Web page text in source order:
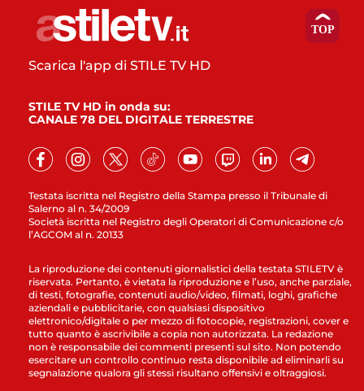
Testata iscritta nel Registro della Stampa presso il Tribunale di
Salerno al n. 34/2009
Società iscritta nel Registro degli Operatori di Comunicazione c/o
l’AGCOM al n. 20133
Scarica l'app di STILE TV HD
STILE TV HD in onda su:
CANALE 78 DEL DIGITALE TERRESTRE
La riproduzione dei contenuti giornalistici della testata STILETV è
riservata. Pertanto, è vietata la riproduzione e l’uso, anche parziale,
di testi, fotografie, contenuti audio/video, filmati, loghi, grafiche
aziendali e pubblicitarie, con qualsiasi dispositivo
elettronico/digitale o per mezzo di fotocopie, registrazioni, cover e
tutto quanto è ascrivibile a copia non autorizzata. La redazione
non è responsabile dei commenti presenti sul sito. Non potendo
esercitare un controllo continuo resta disponibile ad eliminarli su
segnalazione qualora gli stessi risultano offensivi e oltraggiosi.